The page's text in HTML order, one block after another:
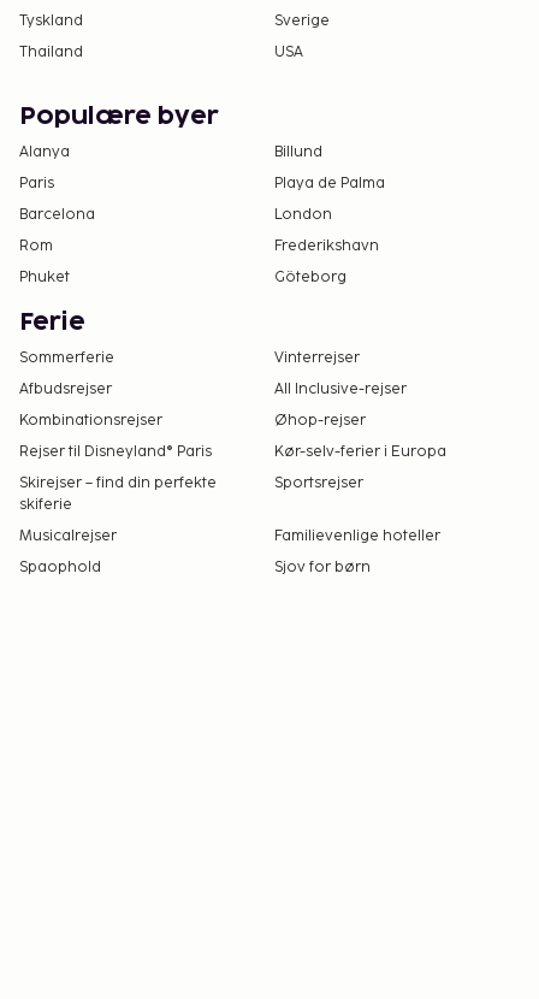
Tyskland
Sverige
Thailand
USA
Populære byer
Alanya
Billund
Paris
Playa de Palma
Barcelona
London
Rom
Frederikshavn
Phuket
Göteborg
Ferie
Sommerferie
Vinterrejser
Afbudsrejser
All Inclusive-rejser
Kombinationsrejser
Øhop-rejser
Rejser til Disneyland® Paris
Kør-selv-ferier i Europa
Skirejser – find din perfekte
skiferie
Sportsrejser
Musicalrejser
Familievenlige hoteller
Spaophold
Sjov for børn